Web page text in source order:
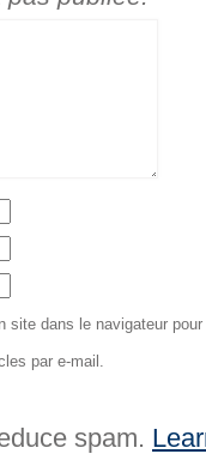
site dans le navigateur
par e-mail.
spam.